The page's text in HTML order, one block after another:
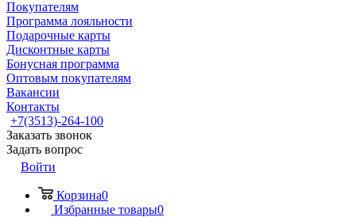
Покупателям
Программа лояльности
Подарочные карты
Дисконтные карты
Бонусная программа
Оптовым покупателям
Вакансии
Контакты
+7(3513)-264-100
Заказать звонок
Задать вопрос
Войти
Корзина0
Избранные товары0